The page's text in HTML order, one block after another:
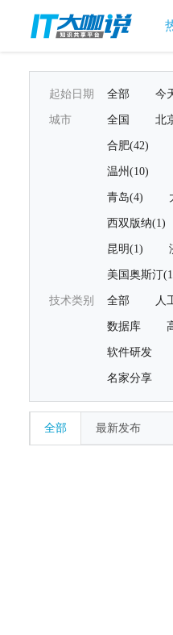
起始日期 全部 今
城市 全国 北
合肥(42)
温州(10)
青岛(4)
西双版纳(1)
昆明(1)
美国奥斯汀
技术类别 全部 人
数据库
软件研发
名家分享
全部 最新发布